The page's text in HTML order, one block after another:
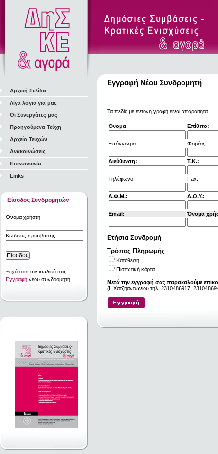
Αρχική Σελίδα
Λίγα λόγια για μας
Οι Συνεργάτες μας
Προηγούμενα Τεύχη
Αρχείο Τευχών
Ανακοινώσεις
Επικοινωνία
Links
Είσοδος Συνδρομητών
Όνομα χρήστη
Κωδικός πρόσβασης
Ξεχάσατε τον κωδικό σας;
Εγγραφή νέου συνδρομητή.
Εγγραφή Νέου Συνδρομητή
Τα πεδία με έντονη γραφή είναι απαραίτητα.
Όνομα: Επίθετο:
Επάγγελμα: Φορέας:
Διεύθυνση: Τ.Κ.:
Τηλέφωνο: Fax:
Α.Φ.Μ.: Δ.Ο.Υ.:
Email: Όνομα
Ετήσια Συνδρομή
Τρόπος Πληρωμής
Κατάθεση
Πιστωτική κάρτα
Μετά την εγγραφή σας παρακαλούμε
(I. Χατζηαντωνίου τηλ. 2310486917,